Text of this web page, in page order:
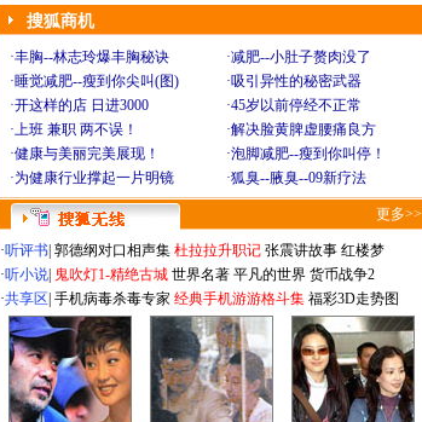
搜狐商机
·丰胸--林志玲爆丰胸秘诀 ·减肥--小肚子赘肉没了
·睡觉减肥--瘦到你尖叫(图) ·吸引异性的秘密武器
·开这样的店 日进3000 ·45岁以前停经不正常
·上班 兼职 两不误！ ·解决脸黄脾虚腰痛良方
·健康与美丽完美展现！ ·泡脚减肥--瘦到你叫停！
·为健康行业撑起一片明镜 ·狐臭--腋臭--09新疗法
更多>>
·听评书 郭德纲对口相声集 杜拉拉升职记 张震讲故事 红楼梦
·听小说 鬼吹灯1-精绝古城 世界名著 平凡的世界 货币战争2
·共享区 手机病毒杀毒专家 经典手机游游格斗集 福彩3D走势图